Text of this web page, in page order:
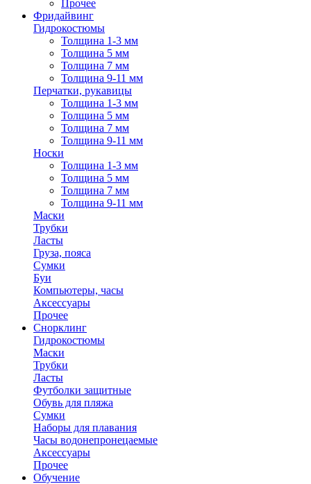
Прочее
Фридайвинг
Гидрокостюмы
Толщина 1-3 мм
Толщина 5 мм
Толщина 7 мм
Толщина 9-11 мм
Перчатки, рукавицы
Толщина 1-3 мм
Толщина 5 мм
Толщина 7 мм
Толщина 9-11 мм
Носки
Толщина 1-3 мм
Толщина 5 мм
Толщина 7 мм
Толщина 9-11 мм
Маски
Трубки
Ласты
Груза, пояса
Сумки
Буи
Компьютеры, часы
Аксессуары
Прочее
Снорклинг
Гидрокостюмы
Маски
Трубки
Ласты
Футболки защитные
Обувь для пляжа
Сумки
Наборы для плавания
Часы водонепронецаемые
Аксессуары
Прочее
Обучение